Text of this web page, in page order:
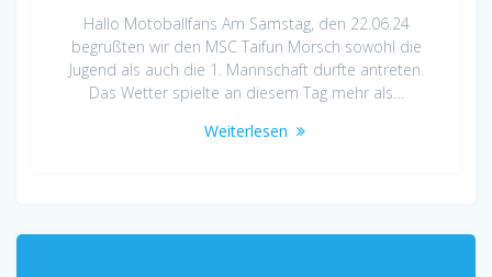
Hallo Motoballfans Am Samstag, den 22.06.24
begrüßten wir den MSC Taifun Mörsch sowohl die
Jugend als auch die 1. Mannschaft durfte antreten.
Das Wetter spielte an diesem Tag mehr als…
Weiterlesen